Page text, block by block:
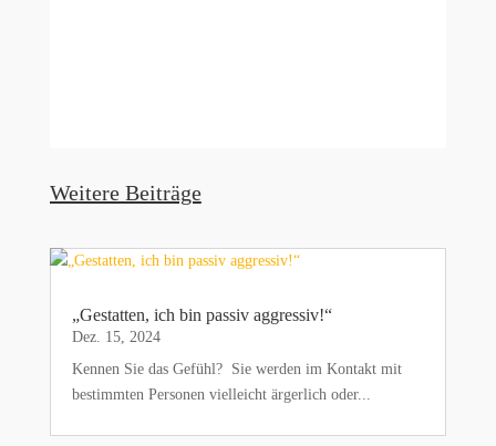
Weitere Beiträge
„Gestatten, ich bin passiv aggressiv!“
Dez. 15, 2024
Kennen Sie das Gefühl? Sie werden im Kontakt mit
bestimmten Personen vielleicht ärgerlich oder...